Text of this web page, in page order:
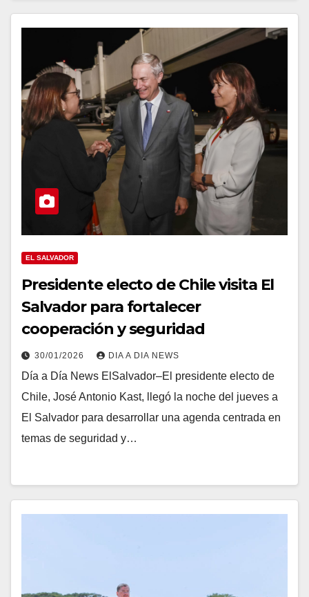
EL SALVADOR
Presidente electo de Chile visita El
Salvador para fortalecer
cooperación y seguridad
30/01/2026 DIA A DIA NEWS
Día a Día News ElSalvador–El presidente electo de
Chile, José Antonio Kast, llegó la noche del jueves a
El Salvador para desarrollar una agenda centrada en
temas de seguridad y…